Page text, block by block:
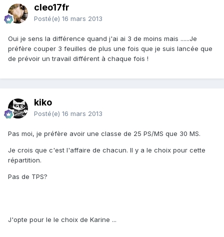
cleo17fr
Posté(e) 16 mars 2013
Oui je sens la différence quand j'ai ai 3 de moins mais ......Je
préfère couper 3 feuilles de plus une fois que je suis lancée que
de prévoir un travail différent à chaque fois !
kiko
Posté(e) 16 mars 2013
Pas moi, je préfère avoir une classe de 25 PS/MS que 30 MS.
Je crois que c'est l'affaire de chacun. Il y a le choix pour cette
répartition.
Pas de TPS?
J'opte pour le le choix de Karine ...